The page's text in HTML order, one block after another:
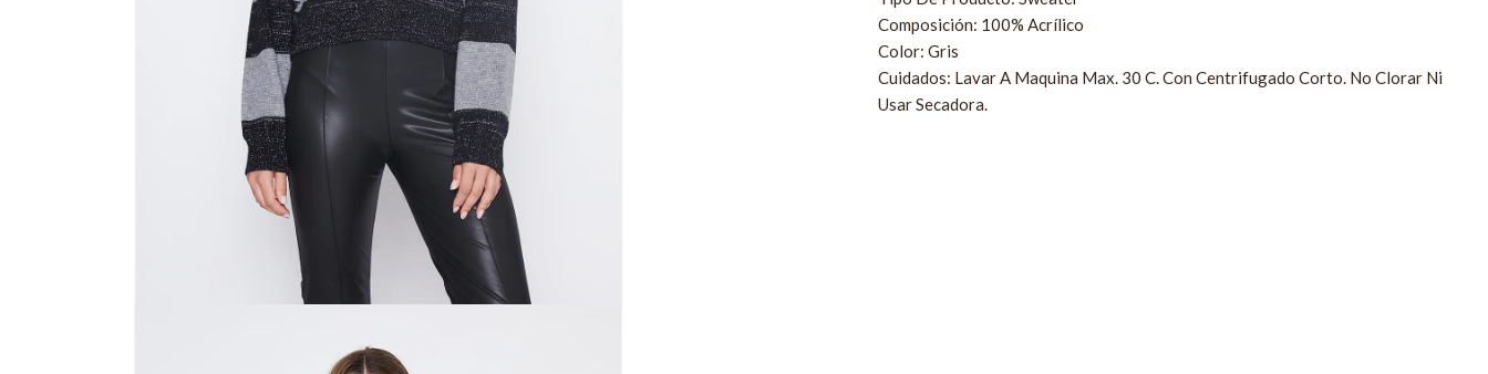
Composición: 100% Acrílico
Color: Gris
Cuidados: Lavar A Maquina Max. 30 C. Con Centrifugado Corto. No Clorar Ni
Usar Secadora.